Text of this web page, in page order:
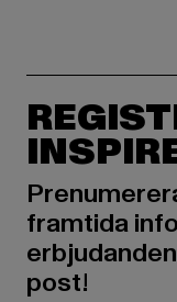
framtida
post!